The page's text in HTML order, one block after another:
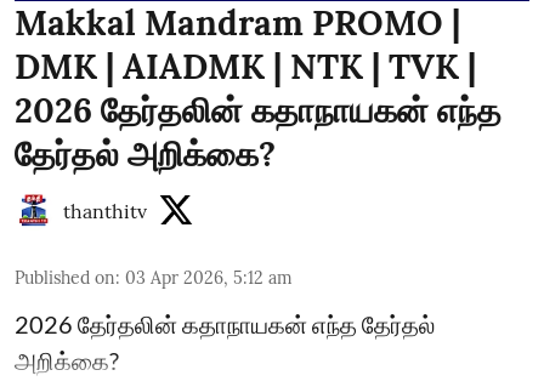
Makkal Mandram PROMO |
DMK | AIADMK | NTK | TVK |
2026 தேர்தலின் கதாநாயகன் எந்த
தேர்தல் அறிக்கை?
thanthitv
Published on: 03 Apr 2026, 5:12 am
2026 தேர்தலின் கதாநாயகன் எந்த தேர்தல்
அறிக்கை?